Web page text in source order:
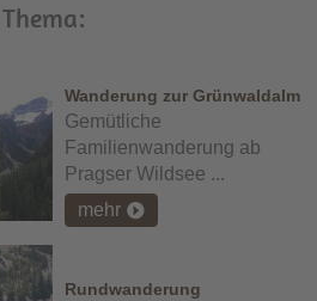
Wanderung zur Grünwaldalm
Gemütliche
Familienwanderung ab
Pragser Wildsee ...
mehr
Rundwanderung